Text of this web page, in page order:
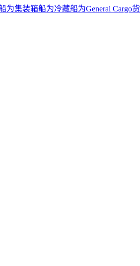
为集装箱船为冷藏船为General Cargo